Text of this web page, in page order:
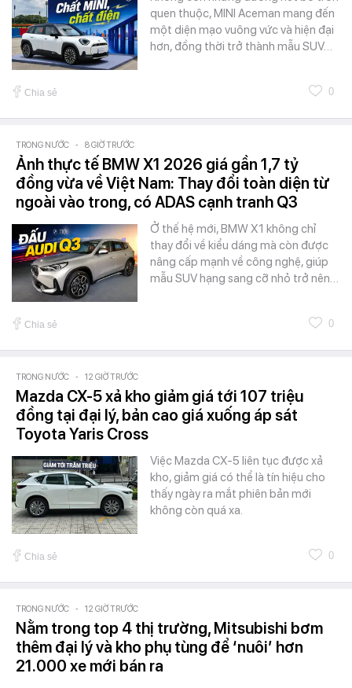
quen thuộc, MINI Aceman mang đến
một diện mạo vuông vức và hiện đại
hơn, đồng thời trở thành mẫu SUV…
Chia sẻ 0
TRONG NƯỚC - 8 GIỜ TRƯỚC
Ảnh thực tế BMW X1 2026 giá gần 1,7 tỷ
đồng vừa về Việt Nam: Thay đổi toàn diện từ
ngoài vào trong, có ADAS cạnh tranh Q3
Ở thế hệ mới, BMW X1 không chỉ
thay đổi về kiểu dáng mà còn được
nâng cấp mạnh về công nghệ, giúp
mẫu SUV hạng sang cỡ nhỏ trở nên…
Chia sẻ 0
TRONG NƯỚC - 12 GIỜ TRƯỚC
Mazda CX-5 xả kho giảm giá tới 107 triệu
đồng tại đại lý, bản cao giá xuống áp sát
Toyota Yaris Cross
Việc Mazda CX-5 liên tục được xả
kho, giảm giá có thể là tín hiệu cho
thấy ngày ra mắt phiên bản mới
không còn quá xa.
Chia sẻ 0
TRONG NƯỚC - 12 GIỜ TRƯỚC
Nằm trong top 4 thị trường, Mitsubishi bơm
thêm đại lý và kho phụ tùng để ‘nuôi’ hơn
21.000 xe mới bán ra